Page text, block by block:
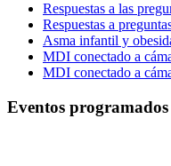
Respuestas a las
Respuestas a
Asma infantil y
MDI conectado a
MDI conectado a
Eventos programados